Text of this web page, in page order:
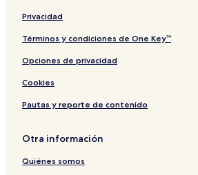
Casas de huéspedes en Lima
Hoteles con bodega de vinos en Lima
Hoteles en La Luz
Privacidad
Términos y condiciones de One Key™
Opciones de privacidad
Cookies
Pautas y reporte de contenido
Otra información
Quiénes somos